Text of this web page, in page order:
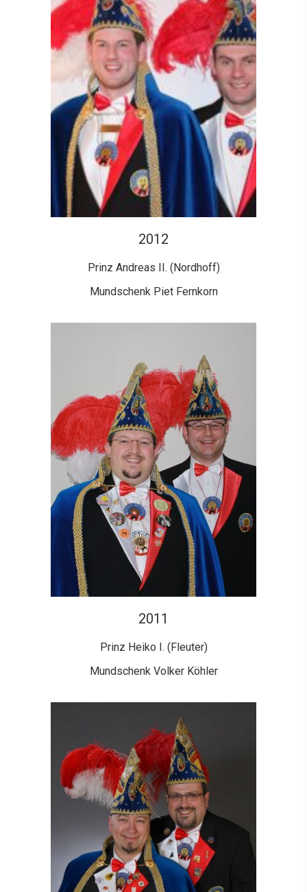
2012
Prinz Andreas II. (Nordhoff)
Mundschenk Piet Fernkorn
2011
Prinz Heiko I. (Fleuter)
Mundschenk Volker Köhler